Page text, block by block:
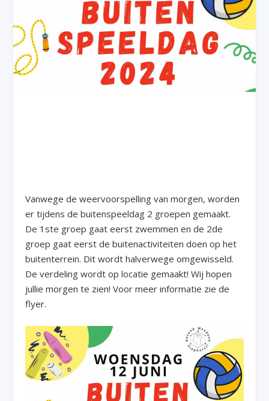
Vanwege de weervoorspelling van morgen, worden
er tijdens de buitenspeeldag 2 groepen gemaakt.
De 1ste groep gaat eerst zwemmen en de 2de
groep gaat eerst de buitenactiviteiten doen op het
buitenterrein. Dit wordt halverwege omgewisseld.
De verdeling wordt op locatie gemaakt! Wij hopen
jullie morgen te zien! Voor meer informatie zie de
flyer.